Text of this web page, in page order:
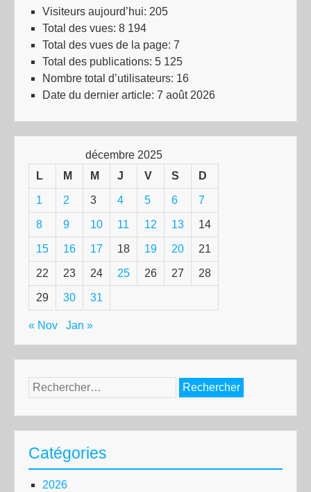
Visiteurs aujourd’hui: 205
Total des vues: 8 194
Total des vues de la page: 7
Total des publications: 5 125
Nombre total d’utilisateurs: 16
Date du dernier article: 7 août 2026
décembre 2025
L
M M J V S D
1 2 3 4 5 6 7
8 9 10 11 12 13 14
15 16 17 18 19 20 21
22 23 24 25 26 27 28
29 30 31
« Nov Jan »
Rechercher :
Catégories
2026